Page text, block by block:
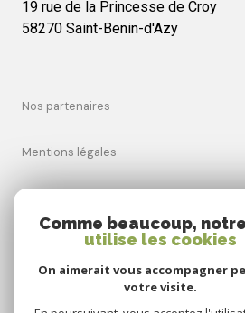
19 rue de la Princesse de Croy
58270 Saint-Benin-d'Azy
nos partenaires
mentions légales
nos honoraires
Comme beaucoup,
utilise les cookies
On aimerait vous accompagner
votre visite.